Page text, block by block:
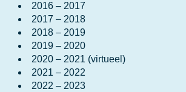
2016 – 2017
2017 – 2018
2018 – 2019
2019 – 2020
2020 – 2021 (virtueel)
2021 – 2022
2022 – 2023